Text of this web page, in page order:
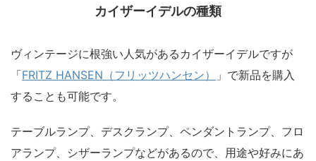
カイザーイデルの種類
ヴィンテージに根強い人気があるカイザーイデルですが
「FRITZ HANSEN（フリッツハンセン）
」で新品を購入
することも可能です。
テーブルランプ、デスクランプ、ペンダントランプ、フロ
アランプ、シザーランプなどがあるので、用途や好みにあ